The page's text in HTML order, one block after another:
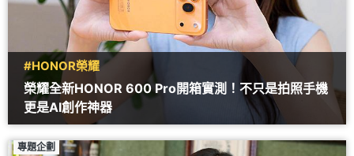
#HONOR榮耀
榮耀全新HONOR 600 Pro開箱實測！不只是拍照手機
更是AI創作神器
專題企劃